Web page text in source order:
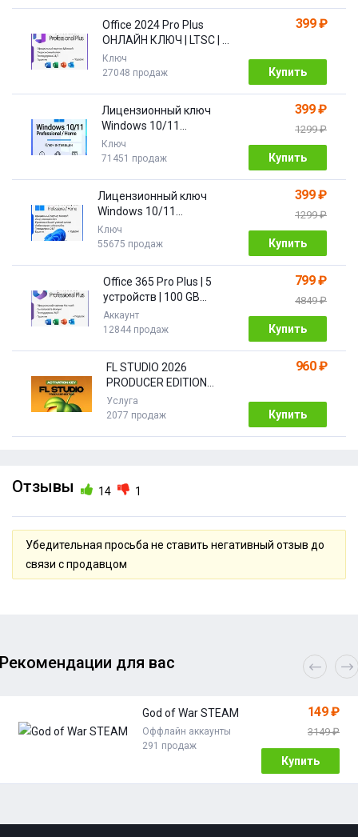
Office 2024 Pro Plus
ОНЛАЙН КЛЮЧ | LTSC | +
ПОДАРОК
Ключ
27048 продаж
399 ₽
Купить
Лицензионный ключ
Windows 10/11
Pro/Home 32/64 bit
Ключ
71451 продаж
399 ₽
1299 ₽
Купить
Лицензионный ключ
Windows 10/11
PRO/HOME | с привязкой
Ключ
55675 продаж
399 ₽
1299 ₽
Купить
Office 365 Pro Plus | 5
устройств | 100 GB
Облако| 1 год
Аккаунт
12844 продаж
799 ₽
4849 ₽
Купить
FL STUDIO 2026
PRODUCER EDITION
[Бессрочная]
Услуга
2077 продаж
960 ₽
Купить
Отзывы 14 1
Убедительная просьба не ставить негативный отзыв до
связи с продавцом
Рекомендации для вас
God of War STEAM
Оффлайн аккаунты
291 продаж
149 ₽
3149 ₽
Купить